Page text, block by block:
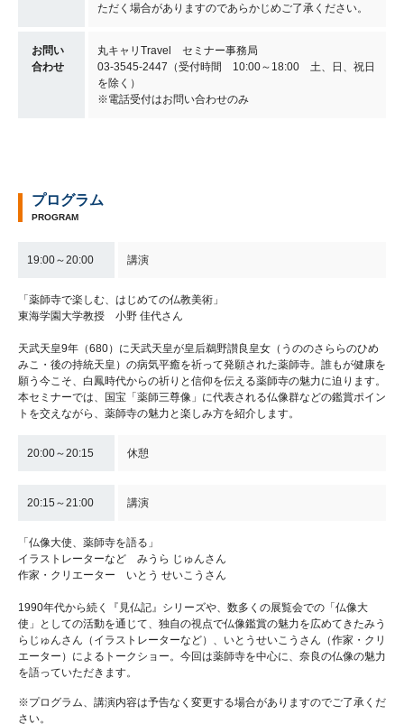
ただく場合がありますのであらかじめご了承ください。
お問い
合わせ
丸キャリTravel セミナー事務局
03-3545-2447（受付時間 10:00～18:00 土、日、祝日
を除く）
※電話受付はお問い合わせのみ
プログラム
PROGRAM
19:00～20:00 講演
「薬師寺で楽しむ、はじめての仏教美術」
東海学園大学教授 小野 佳代さん
天武天皇9年（680）に天武天皇が皇后鵜野讃良皇女（うののさららのひめ
みこ・後の持統天皇）の病気平癒を祈って発願された薬師寺。誰もが健康を
願う今こそ、白鳳時代からの祈りと信仰を伝える薬師寺の魅力に迫ります。
本セミナーでは、国宝「薬師三尊像」に代表される仏像群などの鑑賞ポイン
トを交えながら、薬師寺の魅力と楽しみ方を紹介します。
20:00～20:15 休憩
20:15～21:00 講演
「仏像大使、薬師寺を語る」
イラストレーターなど みうら じゅんさん
作家・クリエーター いとう せいこうさん
1990年代から続く『見仏記』シリーズや、数多くの展覧会での「仏像大
使」としての活動を通じて、独自の視点で仏像鑑賞の魅力を広めてきたみう
らじゅんさん（イラストレーターなど）、いとうせいこうさん（作家・クリ
エーター）によるトークショー。今回は薬師寺を中心に、奈良の仏像の魅力
を語っていただきます。
※プログラム、講演内容は予告なく変更する場合がありますのでご了承くだ
さい。